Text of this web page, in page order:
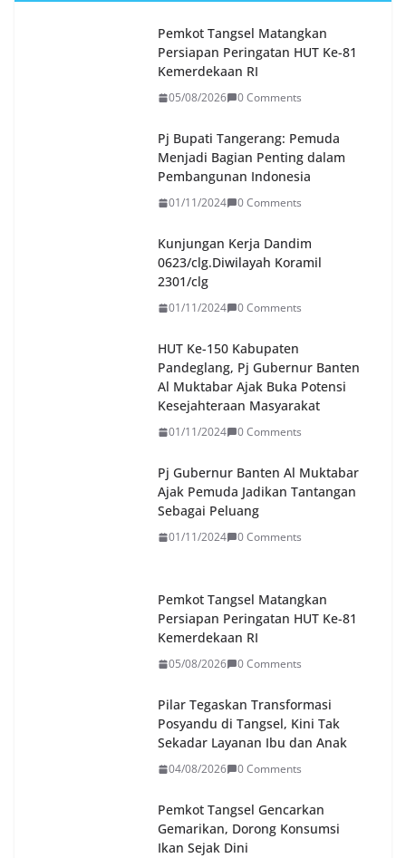
Pemkot Tangsel Matangkan
Persiapan Peringatan HUT Ke-81
Kemerdekaan RI
05/08/2026 0 Comments
Pj Bupati Tangerang: Pemuda
Menjadi Bagian Penting dalam
Pembangunan Indonesia
01/11/2024 0 Comments
Kunjungan Kerja Dandim
0623/clg.Diwilayah Koramil
2301/clg
01/11/2024 0 Comments
HUT Ke-150 Kabupaten
Pandeglang, Pj Gubernur Banten
Al Muktabar Ajak Buka Potensi
Kesejahteraan Masyarakat
01/11/2024 0 Comments
Pj Gubernur Banten Al Muktabar
Ajak Pemuda Jadikan Tantangan
Sebagai Peluang
01/11/2024 0 Comments
Pemkot Tangsel Matangkan
Persiapan Peringatan HUT Ke-81
Kemerdekaan RI
05/08/2026 0 Comments
Pilar Tegaskan Transformasi
Posyandu di Tangsel, Kini Tak
Sekadar Layanan Ibu dan Anak
04/08/2026 0 Comments
Pemkot Tangsel Gencarkan
Gemarikan, Dorong Konsumsi
Ikan Sejak Dini